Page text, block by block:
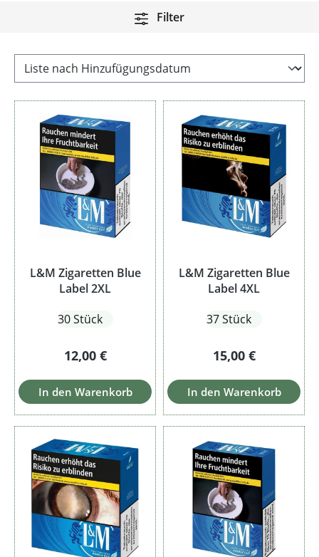
Filter
L&M Zigaretten Blue
Label 2XL
30 Stück
Regulärer Preis:
12,00 €
In den Warenkorb
L&M Zigaretten Blue
Label 4XL
37 Stück
Regulärer Preis:
15,00 €
In den Warenkorb